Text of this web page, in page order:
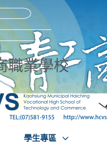
職業學校
學生專區